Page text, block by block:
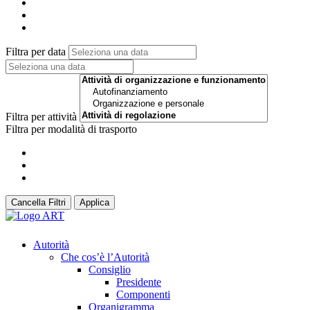
Filtra per data
Filtra per attività
Filtra per modalità di trasporto
Cancella Filtri Applica
Autorità
Che cos’è l’Autorità
Consiglio
Presidente
Componenti
Organigramma